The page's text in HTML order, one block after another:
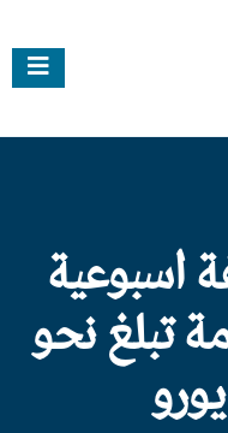
اسبوعية
تبلغ نحو